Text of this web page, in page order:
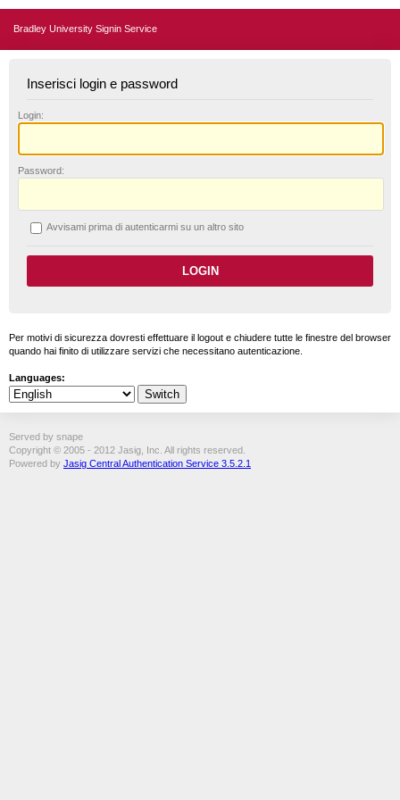
Bradley University Signin Service
Inserisci login e password
L ogin:
Password:
Avvisami prima di autenticarmi su un altro sito
Per motivi di sicurezza dovresti effettuare il logout e chiudere tutte le finestre del browser
quando hai finito di utilizzare servizi che necessitano autenticazione.
Languages:
Served by snape
Copyright © 2005 - 2012 Jasig, Inc. All rights reserved.
Powered by Jasig Central Authentication Service 3.5.2.1